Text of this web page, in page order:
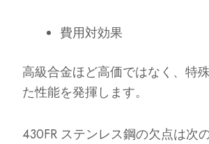
費用対効果
高級合金ほど高価ではなく、特
た性能を発揮します。
430FR ステンレス鋼の欠点は次